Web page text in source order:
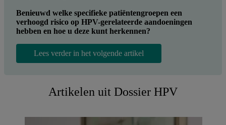
Benieuwd welke specifieke patiëntengroepen een
verhoogd risico op HPV-gerelateerde aandoeningen
hebben en hoe u deze kunt herkennen?
Lees verder in het volgende artikel
Artikelen uit Dossier HPV